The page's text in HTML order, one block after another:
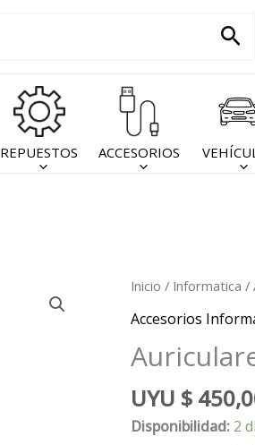
REPUESTOS ACCESORIOS
Inicio / Informatica /
Accesorios
UYU $
Disponibilidad: 2